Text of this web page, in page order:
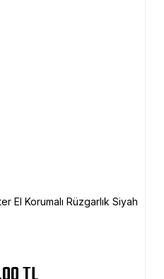
El Korumalı Rüzgarlık Siyah